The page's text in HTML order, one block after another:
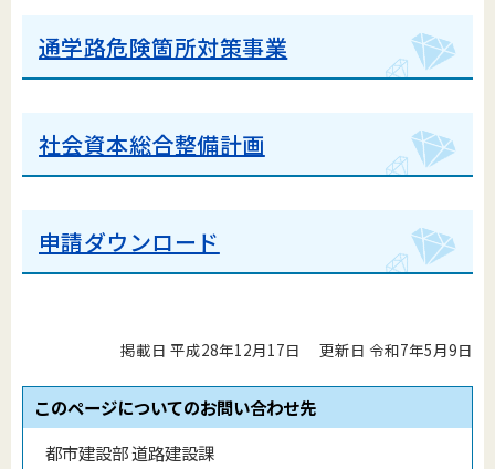
通学路危険箇所対策事業
社会資本総合整備計画
申請ダウンロード
掲載日 平成28年12月17日 更新日 令和7年5月9日
このページについてのお問い合わせ先
都市建設部 道路建設課